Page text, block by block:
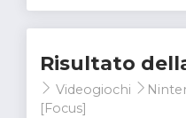
Risultato
Videogiochi
[Focus]